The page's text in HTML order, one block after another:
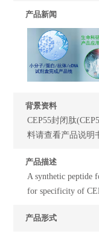
产品新闻
背景资料
CEP55封闭肽
料请查看产品说明
产品描述
A synthetic peptide
for specificity of
产品形式